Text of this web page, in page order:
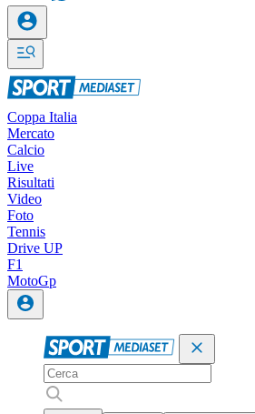
Coppa Italia
Mercato
Calcio
Live
Risultati
Video
Foto
Tennis
Drive UP
F1
MotoGp